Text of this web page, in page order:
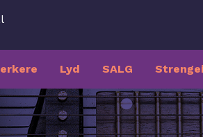
Lyd SALG